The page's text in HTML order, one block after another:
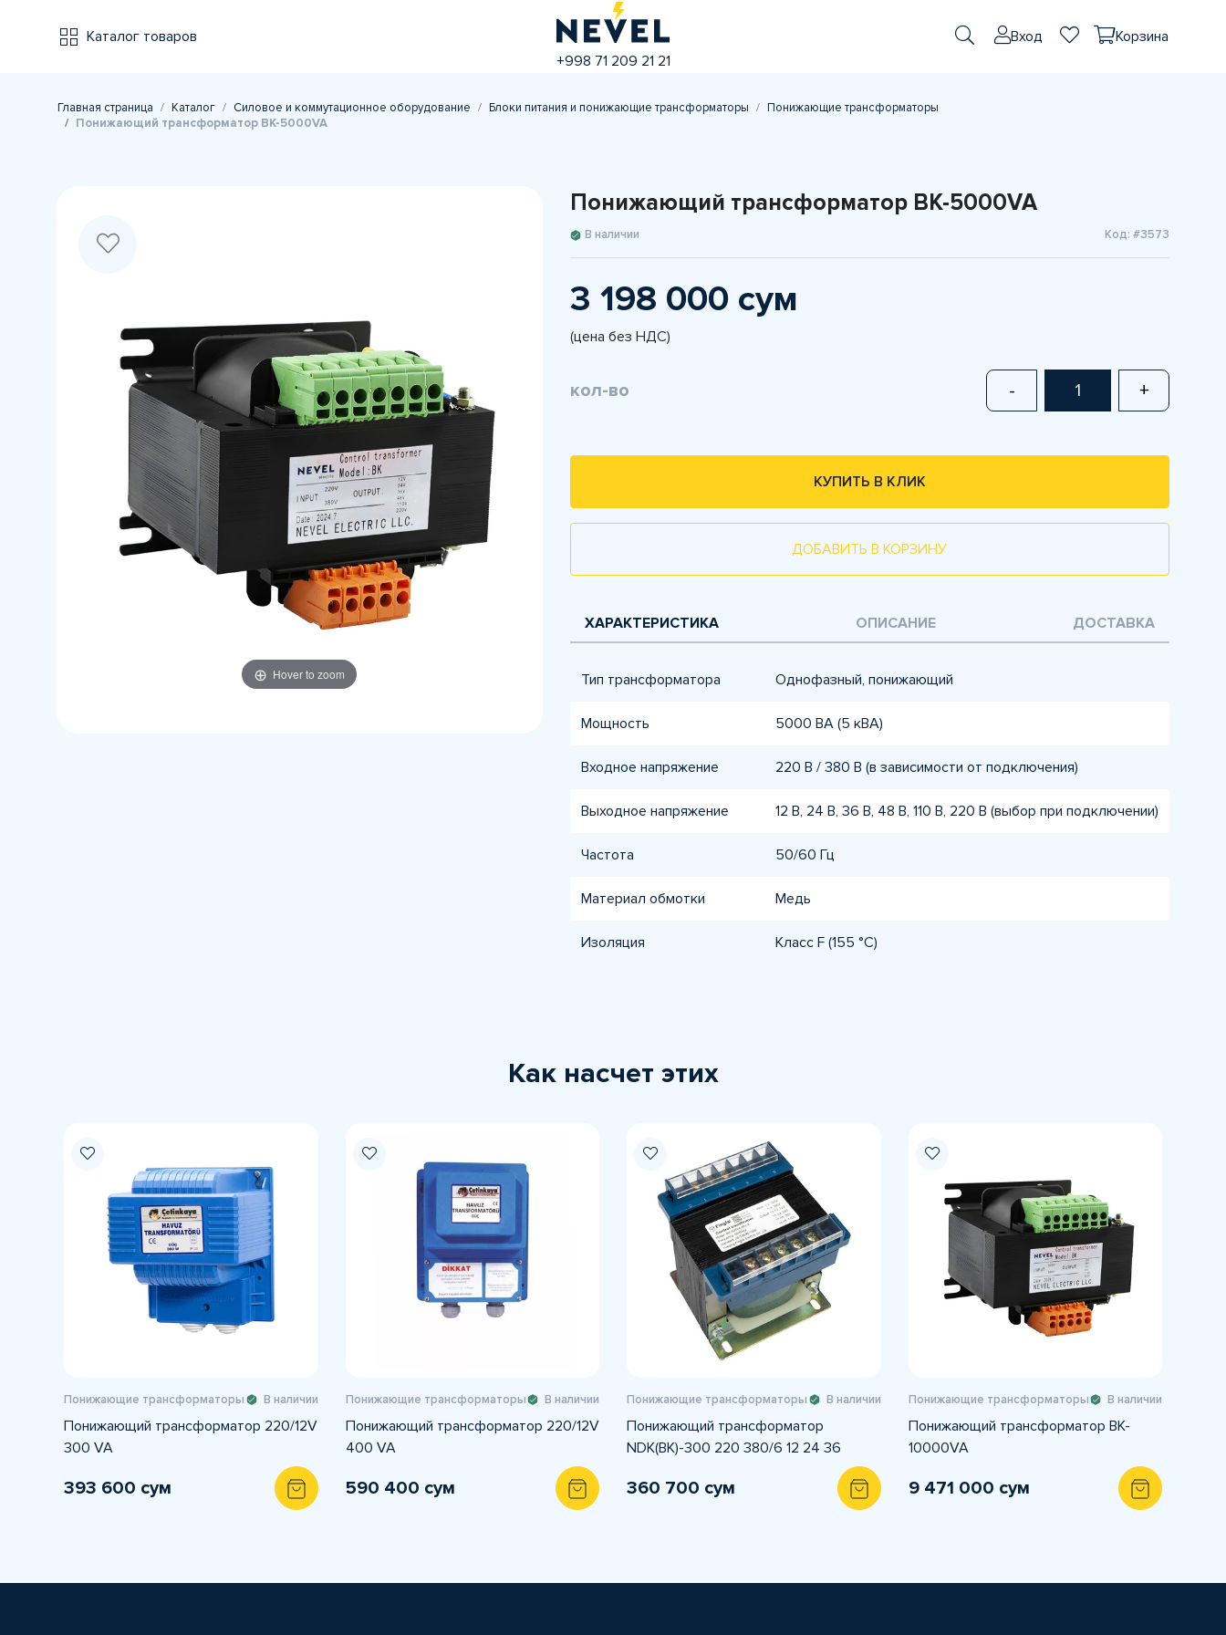
Каталог товаров
+998 71 209 21 21
Вход Корзина
Главная страница Каталог Силовое и коммутационное оборудование Блоки питания и понижающие трансформаторы
Понижающие трансформаторы
Понижающий трансформатор BK-5000VA
Hover to zoom
Понижающий трансформатор BK-5000VA
В наличии Код: #3573
3 198 000 сум
(цена без НДС)
кол-во - +
КУПИТЬ В КЛИК
ДОБАВИТЬ В КОРЗИНУ
ХАРАКТЕРИСТИКА ОПИСАНИЕ ДОСТАВКА
Тип трансформатора Однофазный, понижающий
Мощность 5000 ВА (5 кВА)
Входное напряжение 220 В / 380 В (в зависимости от подключения)
Выходное напряжение 12 В, 24 В, 36 В, 48 В, 110 В, 220 В (выбор при подключении)
Частота 50/60 Гц
Материал обмотки Медь
Изоляция Класс F (155 °C)
Как насчет этих
Понижающие трансформаторы В наличии
Понижающий трансформатор 220/12V
300 VA
393 600 сум
Понижающие трансформаторы В наличии
Понижающий трансформатор 220/12V
400 VA
590 400 сум
Понижающие трансформаторы В наличии
Понижающий трансформатор
NDK(BK)-300 220 380/6 12 24 36
360 700 сум
Понижающие трансформаторы В наличии
Понижающий трансформатор BK-
10000VA
9 471 000 сум